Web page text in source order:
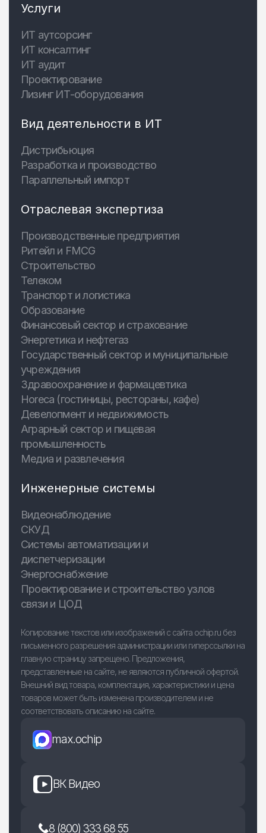
Услуги
ИТ аутсорсинг
ИТ консалтинг
ИТ аудит
Проектирование
Лизинг ИТ-оборудования
Вид деятельности в ИТ
Дистрибьюция
Разработка и производство
Параллельный импорт
Отраслевая экспертиза
Производственные предприятия
Ритейл и FMCG
Строительство
Телеком
Транспорт и логистика
Образование
Финансовый сектор и страхование
Энергетика и нефтегаз
Государственный сектор и муниципальные
учреждения
Здравоохранение и фармацевтика
Horeca (гостиницы, рестораны, кафе)
Девелопмент и недвижимость
Аграрный сектор и пищевая
промышленность
Медиа и развлечения
Инженерные системы
Видеонаблюдение
СКУД
Системы автоматизации и
диспетчеризации
Энергоснабжение
Проектирование и строительство узлов
связи и ЦОД
Копирование текстов или изображений с сайта ochip.ru без
письменного разрешения администрации или гиперссылки на
главную страницу запрещено. Предложения,
представленные на сайте, не являются публичной офертой.
Внешний вид товара, комплектация, характеристики и цена
товаров может быть изменена производителем и не
соответствовать описанию на сайте.
max.ochip
ВК Видео
8 (800) 333 68 55